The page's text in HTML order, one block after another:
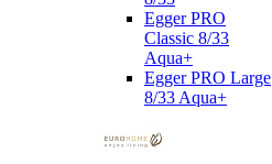
Egger PRO
Classic 8/33
Aqua+
Egger PRO Large
8/33 Aqua+